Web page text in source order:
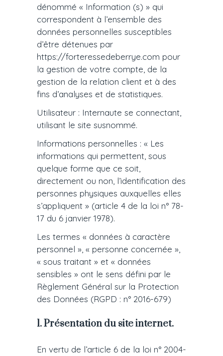
dénommé « Information (s) » qui
correspondent à l’ensemble des
données personnelles susceptibles
d’être détenues par
https://forteressedeberrye.com pour
la gestion de votre compte, de la
gestion de la relation client et à des
fins d’analyses et de statistiques.
Utilisateur : Internaute se connectant,
utilisant le site susnommé.
Informations personnelles : « Les
informations qui permettent, sous
quelque forme que ce soit,
directement ou non, l’identification des
personnes physiques auxquelles elles
s’appliquent » (article 4 de la loi n° 78-
17 du 6 janvier 1978).
Les termes « données à caractère
personnel », « personne concernée »,
« sous traitant » et « données
sensibles » ont le sens défini par le
Règlement Général sur la Protection
des Données (RGPD : n° 2016-679)
1. Présentation du site internet.
En vertu de l’article 6 de la loi n° 2004-